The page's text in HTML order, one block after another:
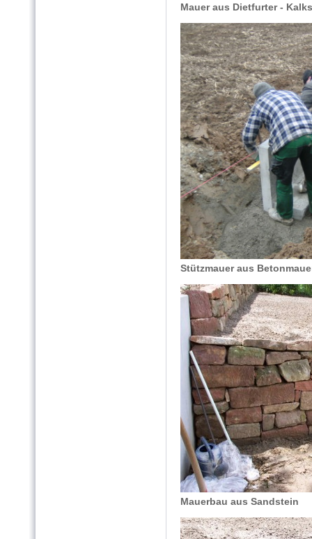
Mauer aus Dietfurter -
Stützmauer aus
Mauerbau aus Sandstein